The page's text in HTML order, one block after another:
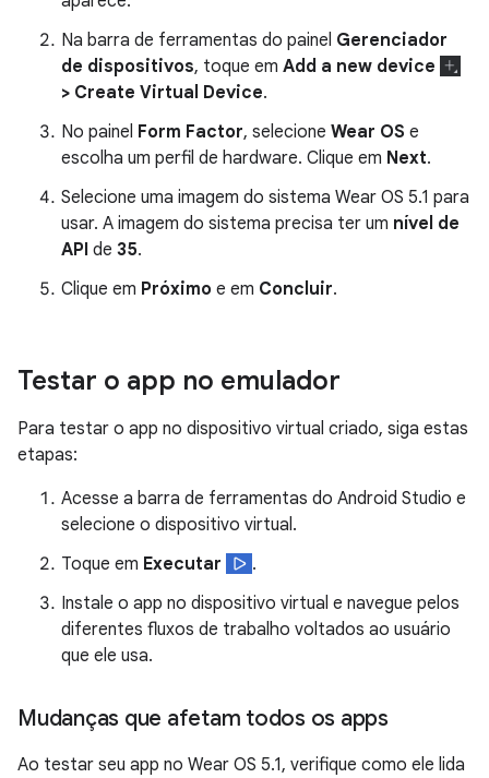
Na barra de ferramentas do painel Gerenciador
de dispositivos, toque em Add a new device
> Create Virtual Device.
No painel Form Factor, selecione Wear OS e
escolha um perfil de hardware. Clique em Next.
Selecione uma imagem do sistema Wear OS 5.1 para
usar. A imagem do sistema precisa ter um nível de
API de 35.
Clique em Próximo e em Concluir.
Testar o app no emulador
Para testar o app no dispositivo virtual criado, siga estas
etapas:
Acesse a barra de ferramentas do Android Studio e
selecione o dispositivo virtual.
Toque em Executar
.
Instale o app no dispositivo virtual e navegue pelos
diferentes fluxos de trabalho voltados ao usuário
que ele usa.
Mudanças que afetam todos os apps
Ao testar seu app no Wear OS 5.1, verifique como ele lida